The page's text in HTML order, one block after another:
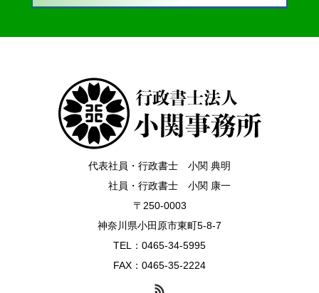
代表社員・行政書士 小関 典明
社員・行政書士 小関 康一
〒250-0003
神奈川県小田原市東町5-8-7
TEL：0465-34-5995
FAX：0465-35-2224